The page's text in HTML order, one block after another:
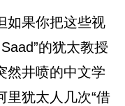
如果你把这些视
的犹太教授
然井喷的中文学
里犹太人几次“借